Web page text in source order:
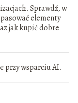
Sprawdź, w
elementy
jak kupić dobre
przy wsparciu AI.